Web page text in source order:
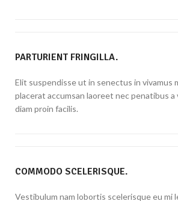
PARTURIENT FRINGILLA.
Elit suspendisse ut in senectus in vivamus
placerat accumsan laoreet nec penatibus a
diam proin facilis.
COMMODO SCELERISQUE.
Vestibulum nam lobortis scelerisque eu mi